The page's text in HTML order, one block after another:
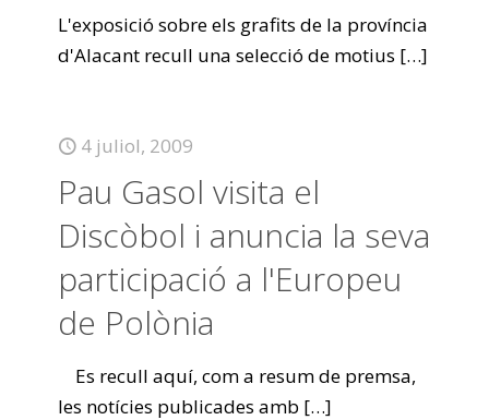
L'exposició sobre els grafits de la província
d'Alacant recull una selecció de motius […]
4 juliol, 2009
Pau Gasol visita el
Discòbol i anuncia la seva
participació a l'Europeu
de Polònia
Es recull aquí, com a resum de premsa,
les notícies publicades amb […]